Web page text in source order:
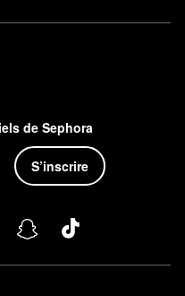
de Sephora
S’inscrire